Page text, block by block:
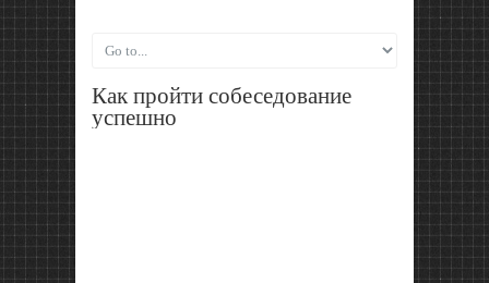
Как пройти собеседование
успешно